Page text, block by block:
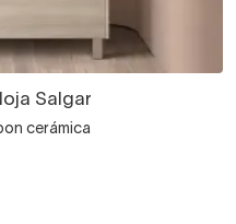
Salgar
cerámica